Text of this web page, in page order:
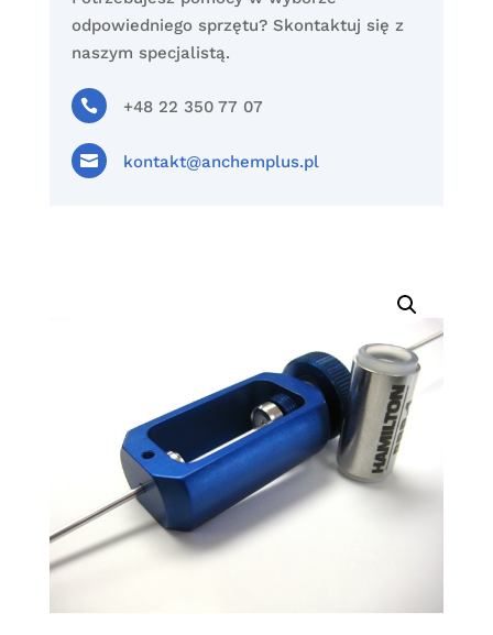
odpowiedniego sprzętu? Skontaktuj się z
naszym specjalistą.
 +48 22 350 77 07
 kontakt@anchemplus.pl